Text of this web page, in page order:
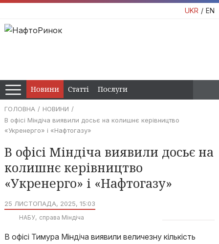
UKR EN
Новини Статті Послуги
ГОЛОВНА
НОВИНИ
В офісі Міндіча виявили досьє на колишнє керівництво
«Укренерго» і «Нафтогазу»
В офісі Міндіча виявили досьє на
колишнє керівництво
«Укренерго» і «Нафтогазу»
25 ЛИСТОПАДА, 2025, 15:03
НАБУ справа Міндіча
В офісі Тимура Міндіча виявили величезну кількість